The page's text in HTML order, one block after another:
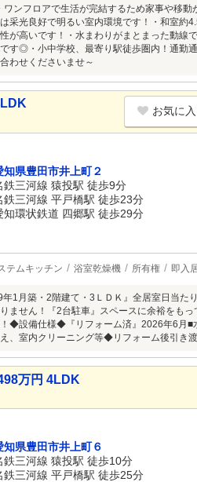
ワンフロアで生活が完結するため家事や移
采光良好で明るい室内環境です！・和室約
が高いです！・水まわりがまとまった動線
す◎・小中学校、最寄り駅徒歩圏内！通勤
わせくださいませ～
お気に
知県豊田市井上町２
鉄三河線 猿投駅 徒歩9分
鉄三河線 平戸橋駅 徒歩23分
知環状鉄道 四郷駅 徒歩29分
テムキッチン 浴室乾燥機 所有権 即入
1月築・2階建て・3ＬＤＫ』全居室日当た
ません！『2台駐車』スペースに余裕をも
◆設備仕様◆『リフォーム済』2026年6月■
、室内クリーニング等◆リフォーム後引き
万円 4LDK
知県豊田市井上町６
鉄三河線 猿投駅 徒歩10分
鉄三河線 平戸橋駅 徒歩25分